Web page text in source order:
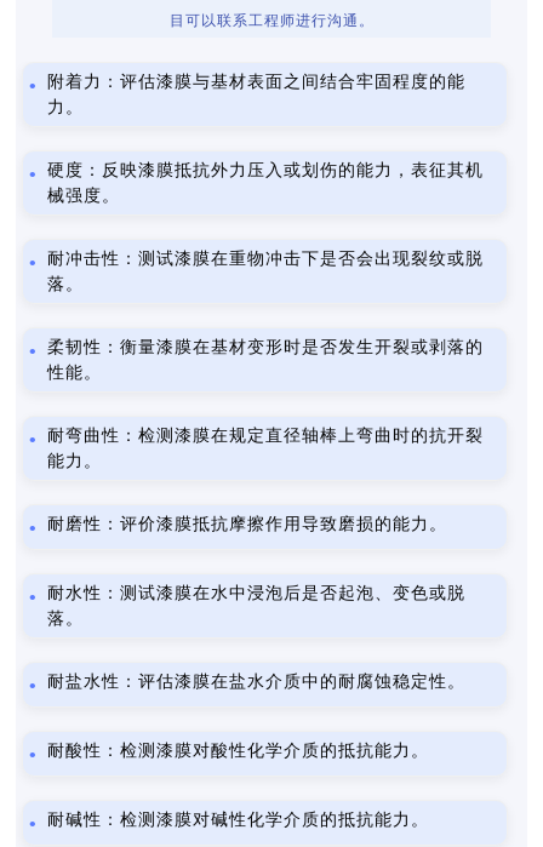
目可以联系工程师进行沟通。
附着力：评估漆膜与基材表面之间结合牢固程度的能
力。
硬度：反映漆膜抵抗外力压入或划伤的能力，表征其机
械强度。
耐冲击性：测试漆膜在重物冲击下是否会出现裂纹或脱
落。
柔韧性：衡量漆膜在基材变形时是否发生开裂或剥落的
性能。
耐弯曲性：检测漆膜在规定直径轴棒上弯曲时的抗开裂
能力。
耐磨性：评价漆膜抵抗摩擦作用导致磨损的能力。
耐水性：测试漆膜在水中浸泡后是否起泡、变色或脱
落。
耐盐水性：评估漆膜在盐水介质中的耐腐蚀稳定性。
耐酸性：检测漆膜对酸性化学介质的抵抗能力。
耐碱性：检测漆膜对碱性化学介质的抵抗能力。